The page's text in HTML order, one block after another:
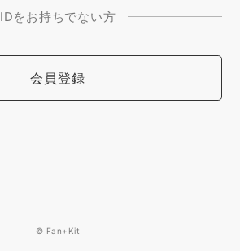
IDをお持ちでない方
会員登録
© Fan+Kit